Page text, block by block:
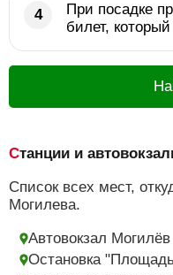
При посадке
билет,
Станции и
Список всех мест,
Могилева.
Автовокзал Могилёв